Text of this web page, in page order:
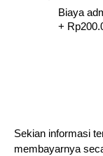
Biaya
+
Sekian informasi
membayarnya